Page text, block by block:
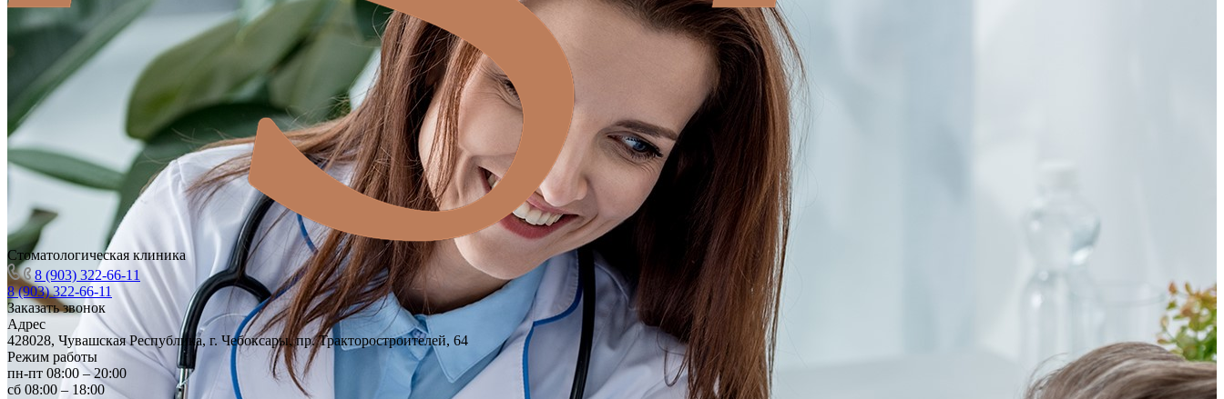
Стоматологическая клиника
8 (903) 322-66-11
8 (903) 322-66-11
Заказать звонок
Адрес
428028, Чувашская Республика, г. Чебоксары, пр. Тракторостроителей, 64
Режим работы
пн-пт 08:00 – 20:00
сб 08:00 – 18:00